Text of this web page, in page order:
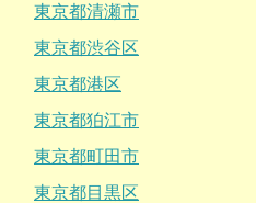
東京都清瀬市
東京都渋谷区
東京都港区
東京都狛江市
東京都町田市
東京都目黒区